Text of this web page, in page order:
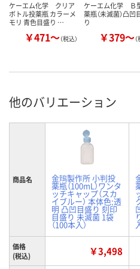
ケーエム化学 クリア
ボトル投薬瓶 カラーメ
モリ 青色目盛り …
￥471～（税込）
ケーエム化学 Ｂ
薬瓶（未滅菌）凸凹
り
￥379～
他のバリエーション
商品名 金鵄製作所 小判投
薬瓶（100mL）ワンタ
ッチキャップ（スカ
イブルー） 本体色:透
明 凸凹目盛り 刻印
目盛り 未滅菌 1袋
（100本入）
価格
(税込)
￥3,498